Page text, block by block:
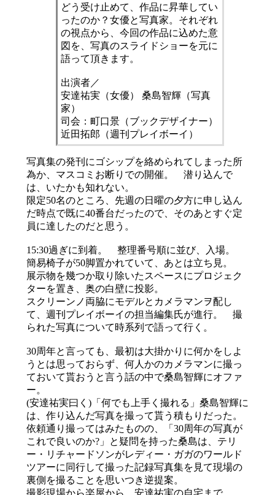
どう受け止めて、作品に昇華してい
ったのか？女優と写真家。それぞれ
の視点から、今回の作品に込めた意
図を、写真のスライドショーを元に
語って頂きます。
出演者／
安達祐実（女優） 桑島智輝（写真
家）
司会：町口景（ブックデザイナー）
近田拓郎（週刊プレイボーイ）
写真集の発刊にゴシップを絡められてしまった所
為か、マスコミお断りでの開催。 潜り込んで
は、いたかも知れない。
限定50名のところ、先週の日曜の夕方に申し込ん
だ時点で既に40番台だったので、そのあとすぐ定
員に達したのだと思う。
15:30過ぎに到着。 整理番号順に並び、入場。
簡易椅子が50脚置かれていて、あとは立ち見。
展示物を幾つか取り除いたスペースにプロジェク
ターを置き、奥の白壁に投影。
スクリーンノ両脇にモデルとカメラマンヲ配し
て、週刊プレイボーイの担当編集氏が進行。 撮
られた写真について時系列で語って行く。
30周年と言っても、最初は大掛かりに何かをしよ
うとは思っておらず、何人かのカメラマンに撮っ
ておいて貰おうと言う話の中で桑島智輝にオファ
ー。
(安達祐実曰く)「何でも上手く撮れる」桑島智輝に
は、作り込んだ写真を撮って貰う積もりだった。
依頼通り撮ってはみたものの、「30周年の写真が
これで良いのか?」と疑問を持った桑島は、テリ
ー・リチャードソンがレディー・ガガのワールド
ツアーに同行して撮った記録写真集を見て現場の
裏側を撮ることを思いつき逆提案。
撮影現場から楽屋から、安達祐実の自宅まで。